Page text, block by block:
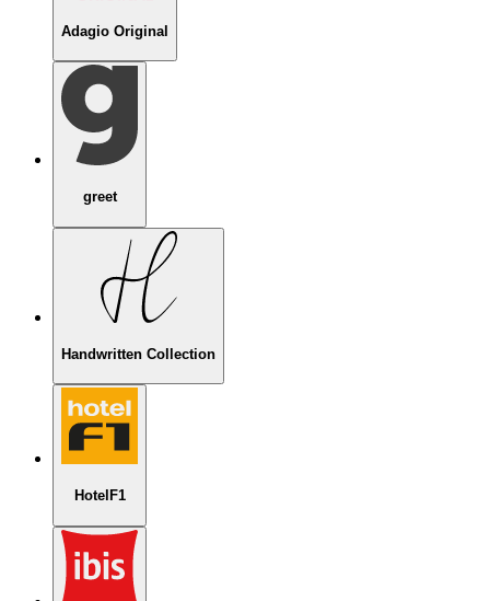
Adagio Original
greet
Handwritten Collection
HotelF1